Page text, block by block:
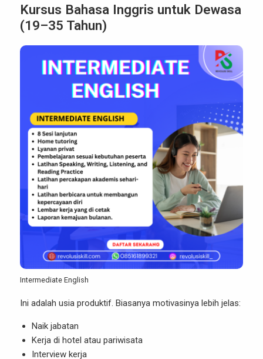
Kursus Bahasa Inggris untuk Dewasa
(19–35 Tahun)
Intermediate English
Ini adalah usia produktif. Biasanya motivasinya lebih jelas:
Naik jabatan
Kerja di hotel atau pariwisata
Interview kerja